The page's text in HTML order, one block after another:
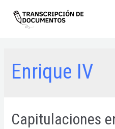
contenido
Enrique IV
Capitulaciones